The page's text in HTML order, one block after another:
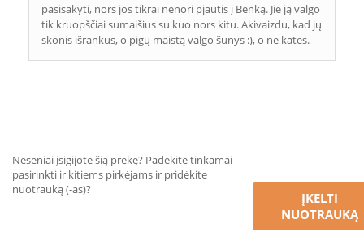
pasisakyti, nors jos tikrai nenori pjautis į Benką. Jie ją valgo
tik kruopščiai sumaišius su kuo nors kitu. Akivaizdu, kad jų
skonis išrankus, o pigų maistą valgo šunys :), o ne katės.
Neseniai įsigijote šią prekę? Padėkite tinkamai
pasirinkti ir kitiems pirkėjams ir pridėkite
nuotrauką (-as)?
ĮKELTI
NUOTRAUKĄ